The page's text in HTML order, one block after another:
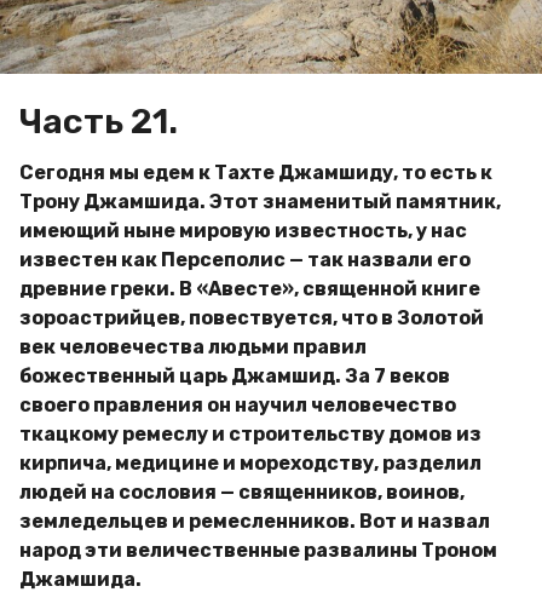
Часть 21.
Сегодня мы едем к Тахте Джамшиду, то есть к
Трону Джамшида. Этот знаменитый памятник,
имеющий ныне мировую известность, у нас
известен как Персеполис — так назвали его
древние греки. В «Авесте», священной книге
зороастрийцев, повествуется, что в Золотой
век человечества людьми правил
божественный царь Джамшид. За 7 веков
своего правления он научил человечество
ткацкому ремеслу и строительству домов из
кирпича, медицине и мореходству, разделил
людей на сословия — священников, воинов,
земледельцев и ремесленников. Вот и назвал
народ эти величественные развалины Троном
Джамшида.